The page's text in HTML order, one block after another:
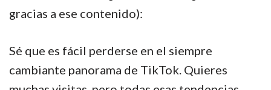
gracias a ese contenido):
Sé que es fácil perderse en el siempre
cambiante panorama de TikTok. Quieres